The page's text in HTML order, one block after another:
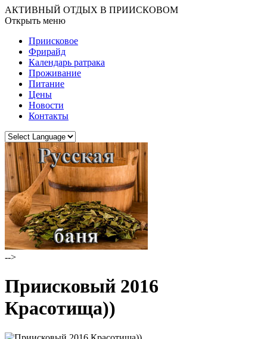
АКТИВНЫЙ ОТДЫХ В ПРИИСКОВОМ
Открыть меню
Приисковое
Фрирайд
Календарь ратрака
Проживание
Питание
Цены
Новости
Контакты
-->
Приисковый 2016
Красотища))